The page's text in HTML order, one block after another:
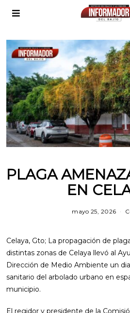
PLAGA
EN
mayo 25, 2026
Celaya, Gto; La propagación de
distintas zonas de Celaya llevó al
Dirección de Medio Ambiente un
sanitario del arbolado urbano en
municipio.
El regidor y presidente de la